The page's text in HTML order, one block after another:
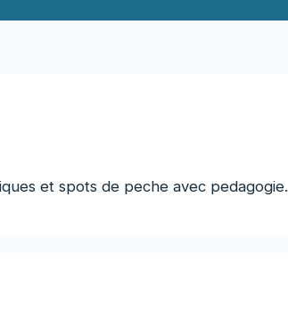
et spots de peche avec pedagogie.